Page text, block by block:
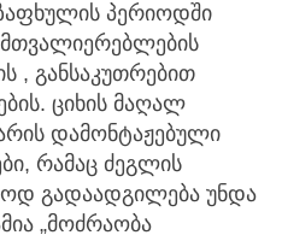
პერიოდში
, განსაკუთრებით
ციხის მაღალ
დამონტაჟებული
რამაც ძეგლის
გადაადგილება უნდა
„მოძრაობა